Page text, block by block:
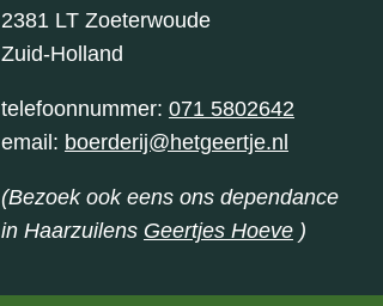
2381 LT Zoeterwoude
Zuid-Holland
telefoonnummer: 071 5802642
email: boerderij@hetgeertje.nl
(Bezoek ook eens ons dependance
in Haarzuilens Geertjes Hoeve)